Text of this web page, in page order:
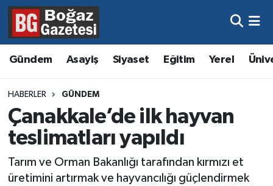
Gündem Asayiş Siyaset Eğitim Yerel
HABERLER GÜNDEM
Çanakkale’de ilk hayvan
teslimatları yapıldı
Tarım ve Orman Bakanlığı tarafından kırmızı et
üretimini artırmak ve hayvancılığı güçlendirmek
Asayiş
Eğitim
Ekonomi
Gündem
Hava Durumu
Trafik Durumu
Süper Lig Puan Durumu ve Fikstür
Tüm Manşetler
Son Dakika Haberleri